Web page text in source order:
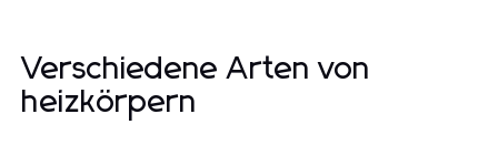
Verschiedene Arten von
heizkörpern